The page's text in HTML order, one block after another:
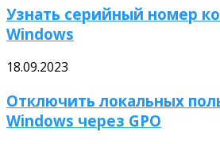
Узнать серийный номер
Windows
18.09.2023
Отключить локальных
Windows через GPO